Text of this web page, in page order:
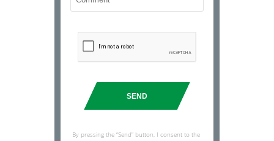
SEND
By pressing the “Send” button, I consent to the